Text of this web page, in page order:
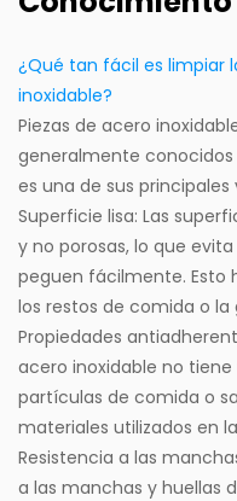
¿Qué tan fácil es limpiar
inoxidable?
Piezas de acero
generalmente
es una de sus
Superficie lisa: Las
y no porosas, lo que
peguen fácilmente. Esto
los restos de comida o la
Propiedades
acero inoxidable no
partículas de comida o
materiales utilizados en
Resistencia a las
a las manchas y huellas